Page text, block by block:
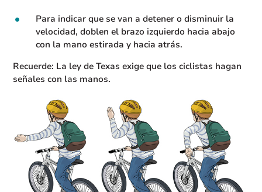
Para indicar que se van a detener o disminuir la
velocidad, doblen el brazo izquierdo hacia abajo
con la mano estirada y hacia atrás.
Recuerde: La ley de Texas exige que los ciclistas hagan
señales con las manos.